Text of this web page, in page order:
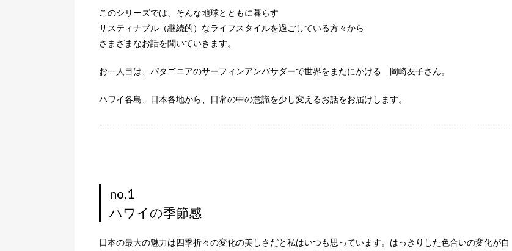
このシリーズでは、そんな地球とともに暮らす
サスティナブル（継続的）なライフスタイルを過ごしている方々から
さまざまなお話を聞いていきます。
お一人目は、パタゴニアのサーフィンアンバサダーで世界をまたにかける 岡崎友子さん。
ハワイ各島、日本各地から、日常の中の意識を少し変えるお話をお届けします。
no.1
ハワイの季節感
日本の最大の魅力は四季折々の変化の美しさだと私はいつも思っています。はっきりした色合いの変化が自